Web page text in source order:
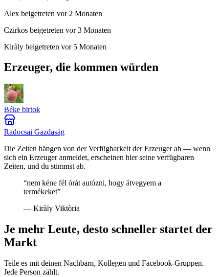
Alex beigetreten vor 2 Monaten
Czirkos beigetreten vor 3 Monaten
Kiràly beigetreten vor 5 Monaten
Erzeuger, die kommen würden
Béke birtok
Radocsai Gazdaság
Die Zeiten hängen von der Verfügbarkeit der Erzeuger ab — wenn
sich ein Erzeuger anmeldet, erscheinen hier seine verfügbaren
Zeiten, und du stimmst ab.
“nem kéne fél órát autózni, hogy átvegyem a
termékeket”
— Kiràly Viktòria
Je mehr Leute, desto schneller startet der
Markt
Teile es mit deinen Nachbarn, Kollegen und Facebook-Gruppen.
Jede Person zählt.